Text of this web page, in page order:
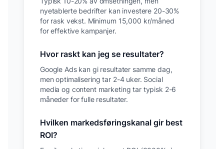
nyetablerte bedrifter kan investere 20-30%
for rask vekst. Minimum 15,000 kr/måned
for effektive kampanjer.
Hvor raskt kan jeg se resultater?
Google Ads kan gi resultater samme dag,
men optimalisering tar 2-4 uker. Social
media og content marketing tar typisk 2-6
måneder for fulle resultater.
Hvilken markedsføringskanal gir best
ROI?